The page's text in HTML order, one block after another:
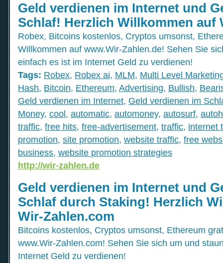
Geld verdienen im Internet und
Schlaf! Herzlich Willkommen auf
Robex, Bitcoins kostenlos, Cryptos umsonst,
Willkommen auf www.Wir-Zahlen.de! Sehen Sie
einfach es ist im Internet Geld zu verdienen!
Tags: Robex, Robex ai, MLM, Multi Level
Hash, Bitcoin, Ethereum, Advertising, Bullish,
Geld verdienen im Internet, Geld verdienen im
Money, cool, automatic, automoney, autosurf,
traffic, free hits, free-advertisement, traffic, internet
promotion, site promotion, website traffic, free
business, website promotion strategies
http://wir-zahlen.de
Geld verdienen im Internet und
Schlaf durch Staking! Herzlich
Wir-Zahlen.com
Bitcoins kostenlos, Cryptos umsonst, Ethereum
www.Wir-Zahlen.com! Sehen Sie sich um und
Internet Geld zu verdienen!